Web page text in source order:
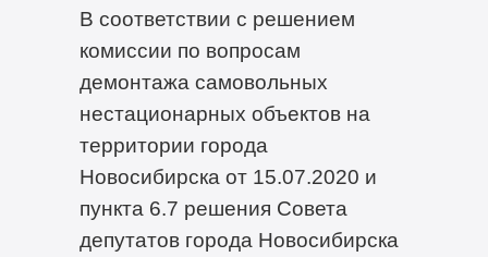
В соответствии с решением
комиссии по вопросам
демонтажа самовольных
нестационарных объектов на
территории города
Новосибирска от 15.07.2020 и
пункта 6.7 решения Совета
депутатов города Новосибирска